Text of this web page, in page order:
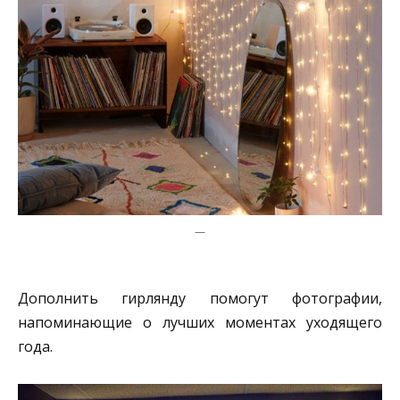
—
Дополнить гирлянду помогут фотографии,
напоминающие о лучших моментах уходящего
года.